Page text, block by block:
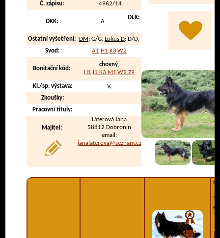
Č. zápisu: 4962/14
DKK: A
DLK:
Ostatní vyšetření: DM : G/G, Lokus D: D/D,
Svod:
A1,H1,K3,W2
Bonitační kód:
chovný,
H1,I1,K3,M1,W2,Z9
Kl./sp. výstava:
V,
Zkoušky:
Pracovní tituly:
Majitel:
Láterová Jana
58812 Dobronín
email:
janalaterova@seznam.cz